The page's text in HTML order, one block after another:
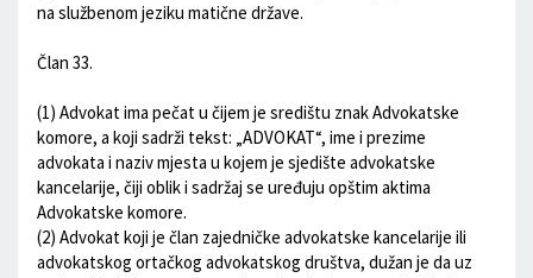
na službenom jeziku matične države.
Član 33.
(1) Advokat ima pečat u čijem je središtu znak Advokatske
komore, a koji sadrži tekst: „ADVOKAT“, ime i prezime
advokata i naziv mjesta u kojem je sjedište advokatske
kancelarije, čiji oblik i sadržaj se uređuju opštim aktima
Advokatske komore.
(2) Advokat koji je član zajedničke advokatske kancelarije ili
advokatskog ortačkog advokatskog društva, dužan je da uz